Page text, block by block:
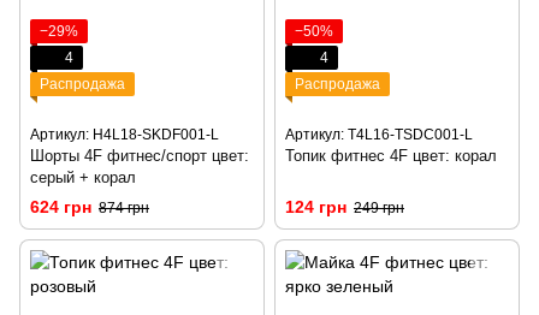
−29%
4
Распродажа
Артикул: H4L18-SKDF001-L
Шорты 4F фитнес/спорт цвет:
серый + корал
624 грн 874 грн
−50%
4
Распродажа
Артикул: T4L16-TSDC001-L
Топик фитнес 4F цвет: корал
124 грн 249 грн